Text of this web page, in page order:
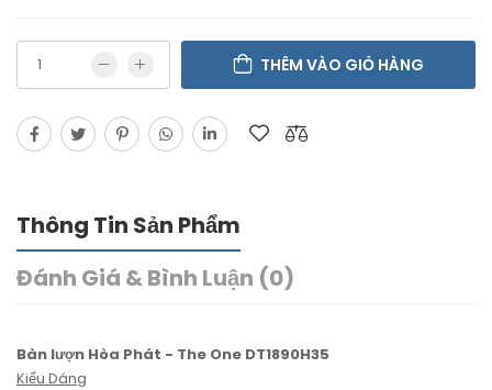
THÊM VÀO GIỎ HÀNG
Thông Tin Sản Phẩm
Đánh Giá & Bình Luận (0)
Bàn lượn Hòa Phát - The One DT1890H35
Kiểu Dáng